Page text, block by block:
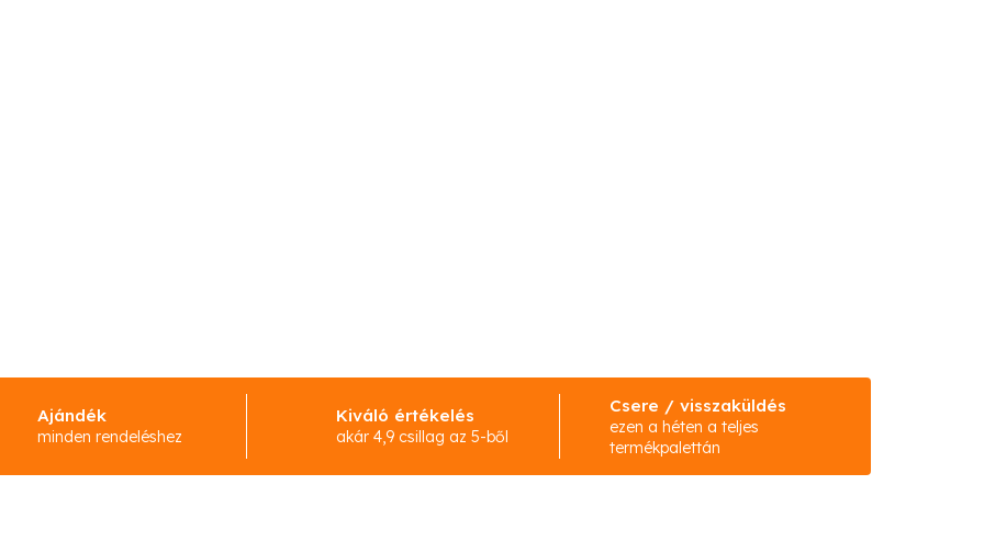
Ajándék
minden rendeléshez
Kiváló értékelés
akár 4,9 csillag az 5-ből
Csere / visszaküldés
ezen a héten a teljes
termékpalettán